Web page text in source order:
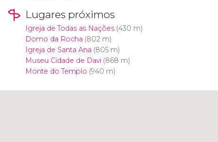
Lugares próximos
Igreja de Todas as Nações(430 m)
Domo da Rocha (802 m)
Igreja de Santa Ana (805 m)
Museu Cidade de Davi(868 m)
Monte do Templo (940 m)